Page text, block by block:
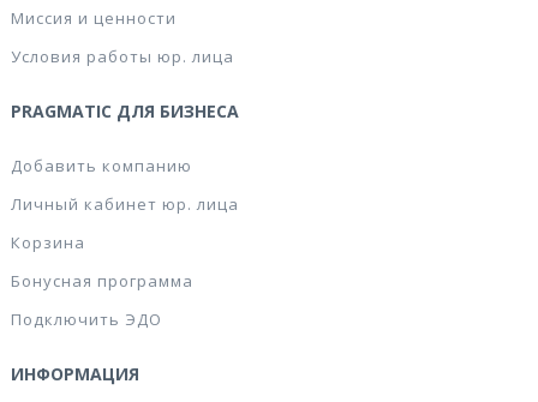
Миссия и ценности
Условия работы юр. лица
PRAGMATIC ДЛЯ БИЗНЕСА
Добавить компанию
Личный кабинет юр. лица
Корзина
Бонусная программа
Подключить ЭДО
ИНФОРМАЦИЯ